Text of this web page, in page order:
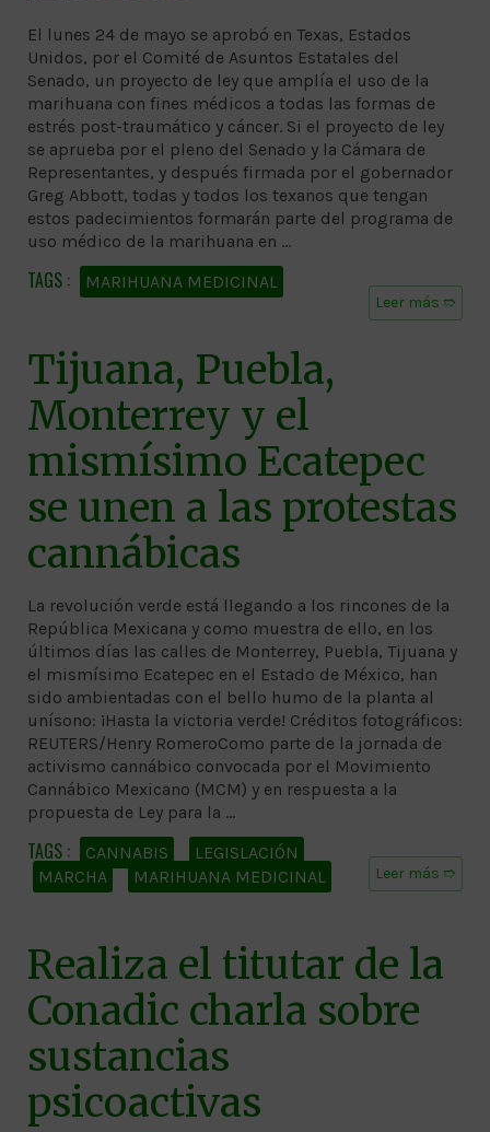
El lunes 24 de mayo se aprobó en Texas, Estados
Unidos, por el Comité de Asuntos Estatales del
Senado, un proyecto de ley que amplía el uso de la
marihuana con fines médicos a todas las formas de
estrés post-traumático y cáncer. Si el proyecto de ley
se aprueba por el pleno del Senado y la Cámara de
Representantes, y después firmada por el gobernador
Greg Abbott, todas y todos los texanos que tengan
estos padecimientos formarán parte del programa de
uso médico de la marihuana en …
Leer más ➱
MARIHUANA MEDICINAL
Tijuana, Puebla,
Monterrey y el
mismísimo Ecatepec
se unen a las protestas
cannábicas
La revolución verde está llegando a los rincones de la
República Mexicana y como muestra de ello, en los
últimos días las calles de Monterrey, Puebla, Tijuana y
el mismísimo Ecatepec en el Estado de México, han
sido ambientadas con el bello humo de la planta al
unísono: ¡Hasta la victoria verde! Créditos fotográficos:
REUTERS/Henry RomeroComo parte de la jornada de
activismo cannábico convocada por el Movimiento
Cannábico Mexicano (MCM) y en respuesta a la
propuesta de Ley para la …
Leer más ➱
CANNABIS
LEGISLACIÓN
MARCHA
MARIHUANA MEDICINAL
Realiza el titutar de la
Conadic charla sobre
sustancias
psicoactivas